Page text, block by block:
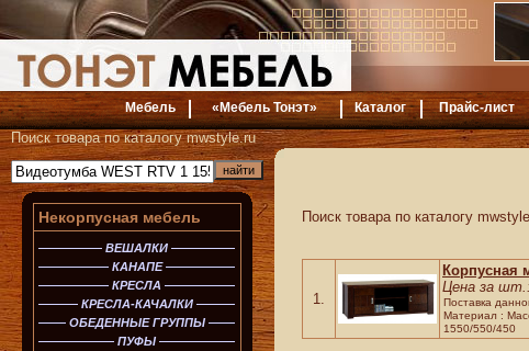
Мебель «Мебель Тонэт» Каталог Прайс-лист
Поиск товара по каталогу mwstyle.ru
Некорпусная мебель
ВЕШАЛКИ
КАНАПЕ
КРЕСЛА
КРЕСЛА-КАЧАЛКИ
ОБЕДЕННЫЕ ГРУППЫ
ПУФЫ
Поиск товара по каталогу
1.
Корпусная
Цена за
Поставка
Материал :
1550/550/450